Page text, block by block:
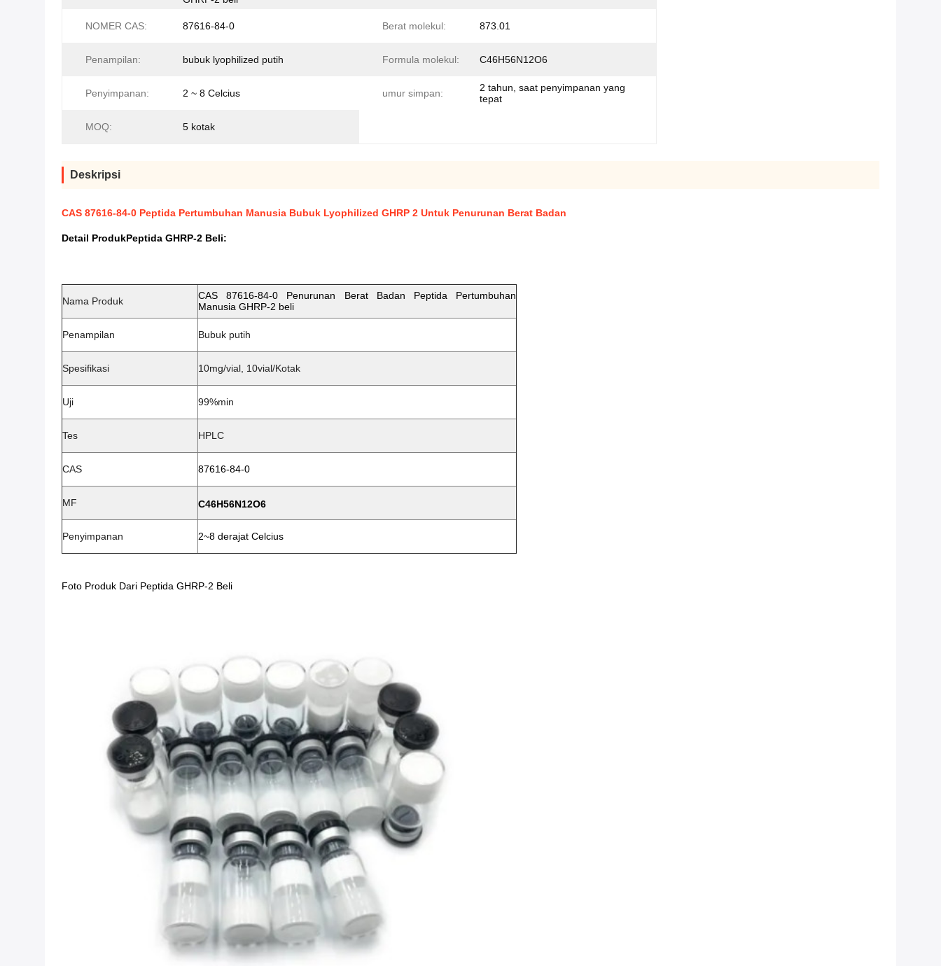
NOMER CAS: 87616-84-0 Berat molekul: 873.01
Penampilan: bubuk lyophilized putih Formula molekul: C46H56N12O6
Penyimpanan: 2 ~ 8 Celcius umur simpan:
2 tahun, saat penyimpanan yang
tepat
MOQ: 5 kotak
Deskripsi
CAS 87616-84-0 Peptida Pertumbuhan Manusia Bubuk Lyophilized GHRP 2 Untuk Penurunan Berat Badan
Detail ProdukPeptida GHRP-2 Beli​:
Nama Produk
CAS 87616-84-0 Penurunan Berat Badan Peptida Pertumbuhan
Manusia GHRP-2 beli
Penampilan Bubuk putih
Spesifikasi 10mg/vial, 10vial/Kotak
Uji 99%min
Tes HPLC
CAS 87616-84-0
MF C46H56N12O6
Penyimpanan 2~8 derajat Celcius
Foto Produk Dari Peptida GHRP-2 Beli